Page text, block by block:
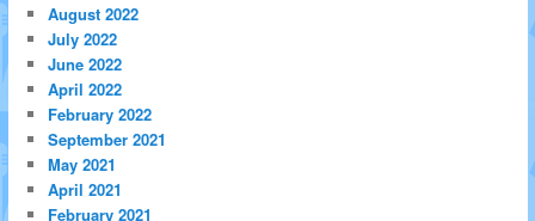
August 2022
July 2022
June 2022
April 2022
February 2022
September 2021
May 2021
April 2021
February 2021